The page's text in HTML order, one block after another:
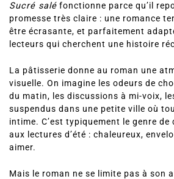
Sucré salé fonctionne parce qu’il
promesse très claire : une romance
être écrasante, et parfaitement
lecteurs qui cherchent une histoire
La pâtisserie donne au roman une
visuelle. On imagine les odeurs de
du matin, les discussions à mi-voix,
suspendus dans une petite ville où
intime. C’est typiquement le genre
aux lectures d’été : chaleureux,
aimer.
Mais le roman ne se limite pas à son